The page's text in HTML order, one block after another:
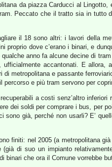
da piazza Carducci al
Peccato che il tratto sia in tutto
il 18 sono altri: i lavori della
proprio dove c’erano i binari, e
anno fa alcune decine di
ufficialmente accantonati. E
di metropolitana e passante
percorso e più tram servono per
a costi senz’altro
dei soldi per comprare i bus, per
sono già, perché non usarli? E’
finiti: nel 2005 (a metropolitana
di suo un impianto
binari che ora il Comune vorrebbe